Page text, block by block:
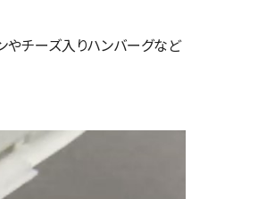
やチーズ入りハンバーグなど